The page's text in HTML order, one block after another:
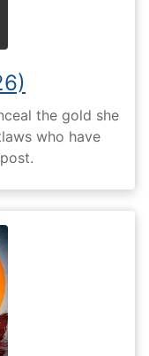
the gold she
who have